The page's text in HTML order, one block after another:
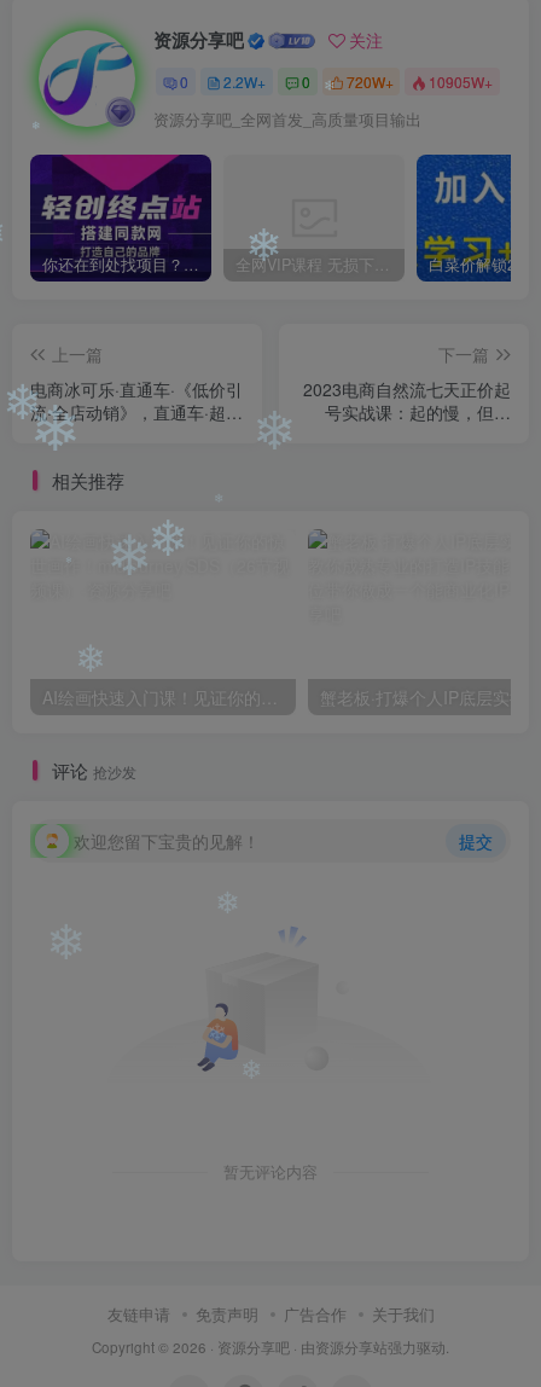
资源分享吧 关注
0 2.2W+ 0 720W+ 10905W+
资源分享吧_全网首发_高质量项目输出
你还在到处找项目？还在当韭菜？我靠卖项目一个月收入5万+，曾经我也是个失败者。 全网VIP课程 无损下载~
上一篇
电商冰可乐·直通车·《低价引
流·全店动销》，直通车·超高
ROI玩法（其一）全店动销
必学玩法
下一篇
2023电商自然流七天正价起
号实战课：起的慢，但是
相关推荐
评论 抢沙发
欢迎您留下宝贵的见解！ 提交
暂无评论内容
友链申请 免责声明 广告合作 关于我们
Copyright © 2026 · 资源分享吧 · 由资源分享站强力驱动.
❄
❄
❄❄
❄
❄
❄